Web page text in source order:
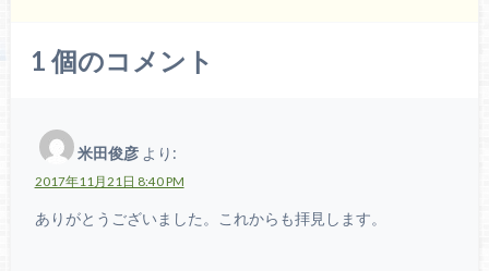
1 個のコメント
米田俊彦 より:
2017年11月21日 8:40 PM
ありがとうございました。これからも拝見します。